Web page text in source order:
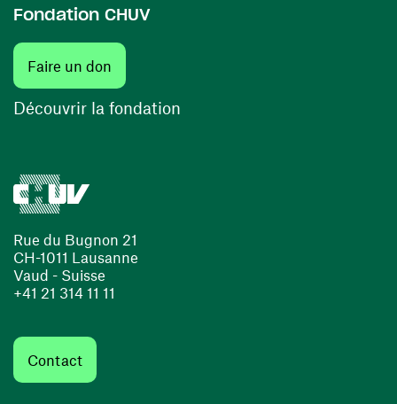
Rue du Bugnon 21
CH-1011 Lausanne
Vaud - Suisse
+41 21 314 11 11
Contact
Fondation CHUV
Faire un don
Découvrir la fondation